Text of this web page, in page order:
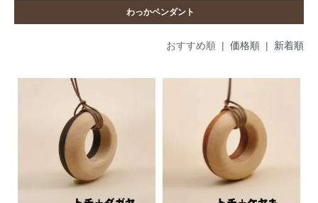
わっかペンダント
おすすめ順 | 価格順 | 新着順